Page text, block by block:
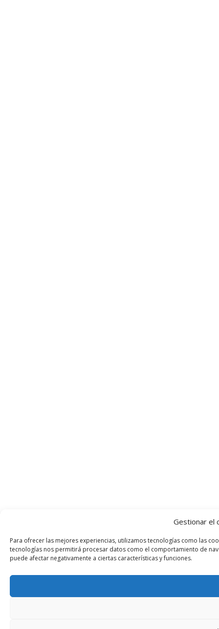
Gestionar el
Para ofrecer las mejores experiencias, utilizamos tecnologías como las
tecnologías nos permitirá procesar datos como el comportamiento de
puede afectar negativamente a ciertas características y funciones.